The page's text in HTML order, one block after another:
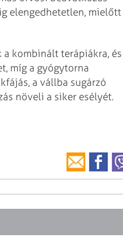
elengedhetetlen, mielőtt
kombinált terápiákra, és
míg a gyógytorna
a vállba sugárzó
növeli a siker esélyét.